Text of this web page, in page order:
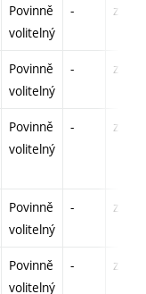
Povinně
volitelný
- zá
Povinně
volitelný
- zá
Povinně
volitelný
- zá
Povinně
volitelný
- zá
Povinně
volitelný
- zá